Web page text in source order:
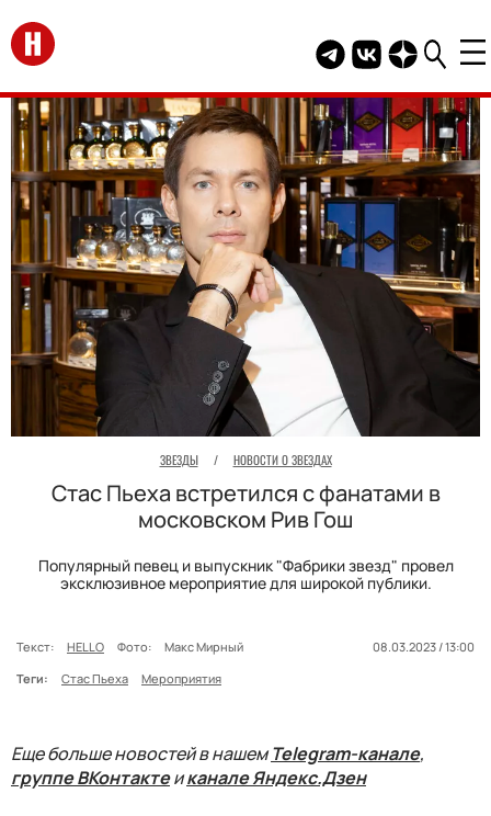
Перейти на главную
Telegram канал
Группа HELLO
Канал
ЗВЕЗДЫ / НОВОСТИ О ЗВЕЗДАХ
Стас Пьеха встретился с фанатами в
московском Рив Гош
Популярный певец и выпускник "Фабрики звезд" провел
эксклюзивное мероприятие для широкой публики.
Текст: HELLO Фото: Макс Мирный
08.03.2023 / 13:00
Теги:
Стас Пьеха Мероприятия
Еще больше новостей в нашемTelegram-канале,
группе ВКонтактеиканале Яндекс.Дзен